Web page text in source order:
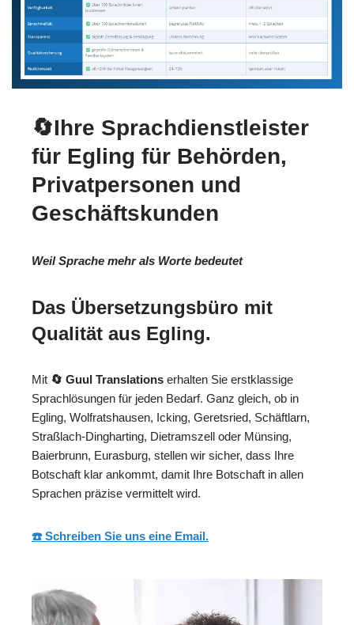
🔄Ihre Sprachdienstleister
für Egling für Behörden,
Privatpersonen und
Geschäftskunden
Weil Sprache mehr als Worte bedeutet
Das Übersetzungsbüro mit
Qualität aus Egling.
Mit 🔄 Guul Translations erhalten Sie erstklassige
Sprachlösungen für jeden Bedarf. Ganz gleich, ob in
Egling, Wolfratshausen, Icking, Geretsried, Schäftlarn,
Straßlach-Dingharting, Dietramszell oder Münsing,
Baierbrunn, Eurasburg, stellen wir sicher, dass Ihre
Botschaft klar ankommt, damit Ihre Botschaft in allen
Sprachen präzise vermittelt wird.
☎️ Schreiben Sie uns eine Email.